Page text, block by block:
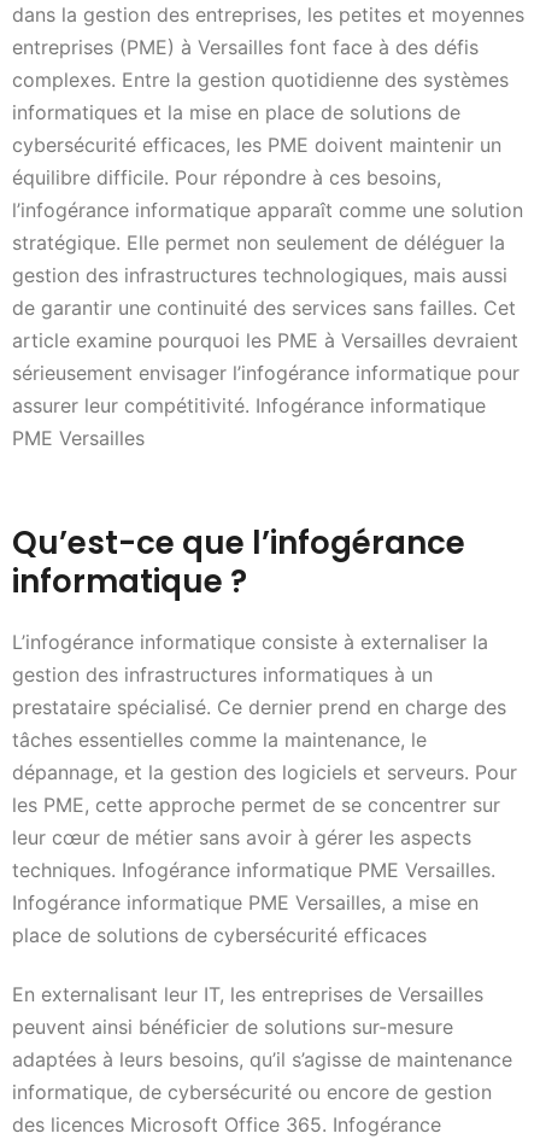
dans la gestion des entreprises, les petites et moyennes
entreprises (PME) à Versailles font face à des défis
complexes. Entre la gestion quotidienne des systèmes
informatiques et la mise en place de solutions de
cybersécurité efficaces, les PME doivent maintenir un
équilibre difficile. Pour répondre à ces besoins,
l’infogérance informatique apparaît comme une solution
stratégique. Elle permet non seulement de déléguer la
gestion des infrastructures technologiques, mais aussi
de garantir une continuité des services sans failles. Cet
article examine pourquoi les PME à Versailles devraient
sérieusement envisager l’infogérance informatique pour
assurer leur compétitivité. Infogérance informatique
PME Versailles
Qu’est-ce que l’infogérance
informatique ?
L’infogérance informatique consiste à externaliser la
gestion des infrastructures informatiques à un
prestataire spécialisé. Ce dernier prend en charge des
tâches essentielles comme la maintenance, le
dépannage, et la gestion des logiciels et serveurs. Pour
les PME, cette approche permet de se concentrer sur
leur cœur de métier sans avoir à gérer les aspects
techniques. Infogérance informatique PME Versailles.
Infogérance informatique PME Versailles, a mise en
place de solutions de cybersécurité efficaces
En externalisant leur IT, les entreprises de Versailles
peuvent ainsi bénéficier de solutions sur-mesure
adaptées à leurs besoins, qu’il s’agisse de maintenance
informatique, de cybersécurité ou encore de gestion
des licences Microsoft Office 365. Infogérance